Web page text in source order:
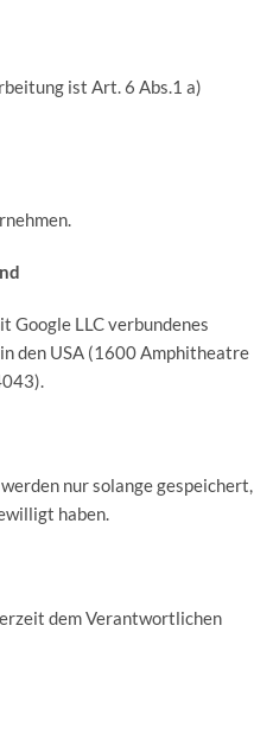
ist Art. 6 Abs.1 a)
Google LLC verbundenes
den USA (1600 Amphitheatre
nur solange gespeichert,
haben.
dem Verantwortlichen